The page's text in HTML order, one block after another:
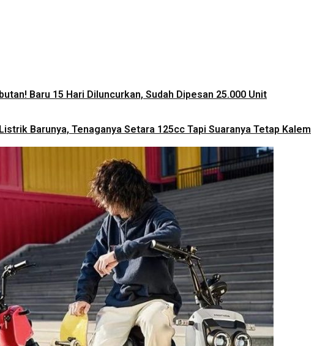
Baru 15 Hari Diluncurkan, Sudah Dipesan 25.000 Unit
Barunya, Tenaganya Setara 125cc Tapi Suaranya Tetap Kalem